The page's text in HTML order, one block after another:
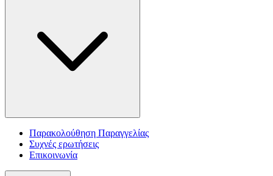
Παρακολούθηση Παραγγελίας
Συχνές ερωτήσεις
Επικοινωνία